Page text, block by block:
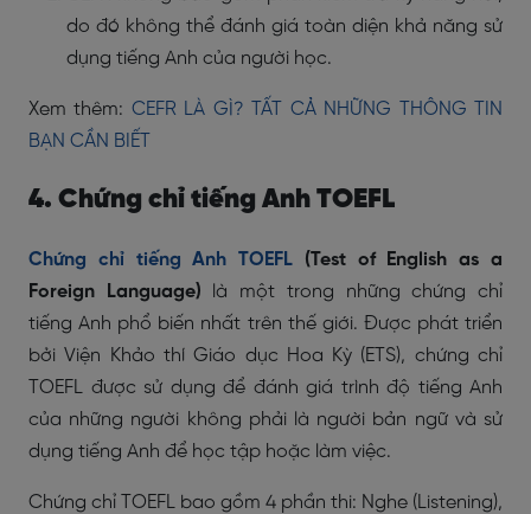
do đó không thể đánh giá toàn diện khả năng sử
dụng tiếng Anh của người học.
Xem thêm: CEFR LÀ GÌ? TẤT CẢ NHỮNG THÔNG TIN
BẠN CẦN BIẾT
4. Chứng chỉ tiếng Anh TOEFL
Chứng chỉ tiếng Anh TOEFL (Test of English as a
Foreign Language) là một trong những chứng chỉ
tiếng Anh phổ biến nhất trên thế giới. Được phát triển
bởi Viện Khảo thí Giáo dục Hoa Kỳ (ETS), chứng chỉ
TOEFL được sử dụng để đánh giá trình độ tiếng Anh
của những người không phải là người bản ngữ và sử
dụng tiếng Anh để học tập hoặc làm việc.
Chứng chỉ TOEFL bao gồm 4 phần thi: Nghe (Listening),